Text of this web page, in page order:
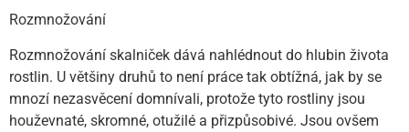
Rozmnožování
Rozmnožování skalniček dává nahlédnout do hlubin života
rostlin. U většiny druhů to není práce tak obtížná, jak by se
mnozí nezasvěcení domnívali, protože tyto rostliny jsou
houževnaté, skromné, otužilé a přizpůsobivé. Jsou ovšem